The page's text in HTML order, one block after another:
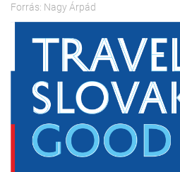
Forrás: Nagy Árpád